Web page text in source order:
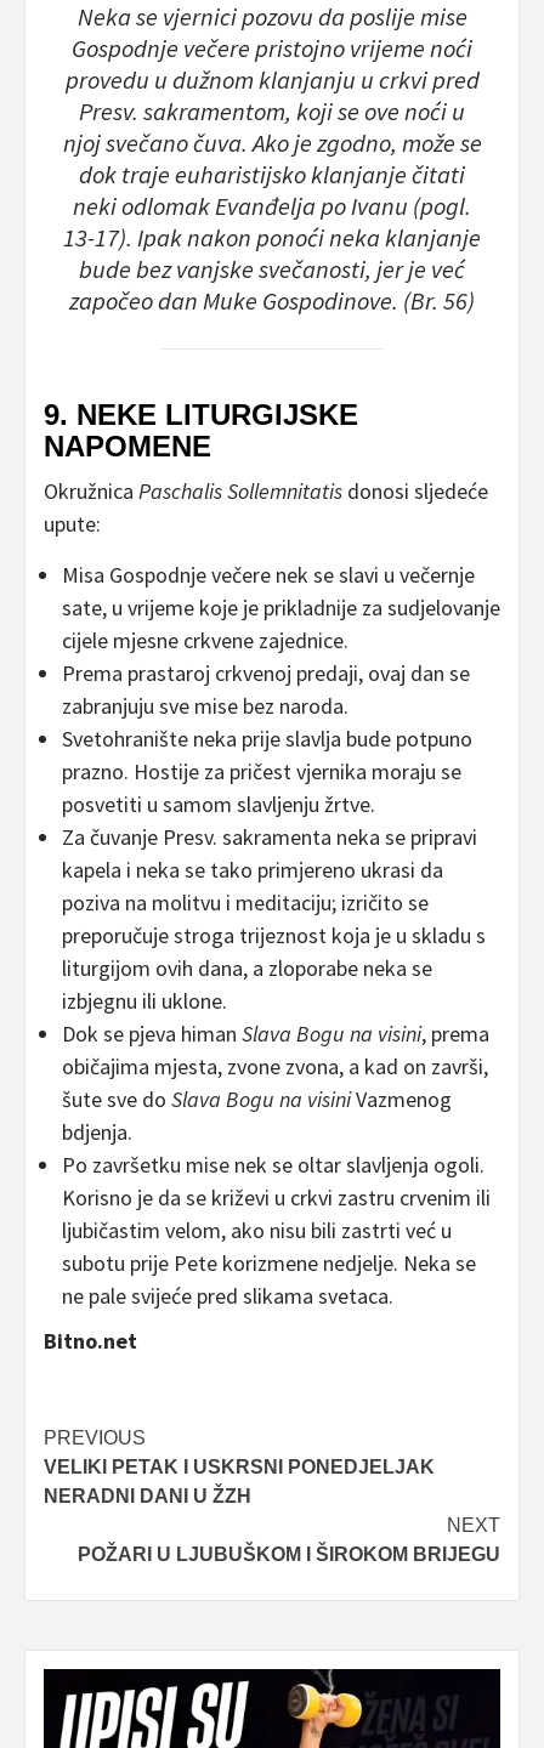
Neka se vjernici pozovu da poslije mise
Gospodnje večere pristojno vrijeme noći
provedu u dužnom klanjanju u crkvi pred
Presv. sakramentom, koji se ove noći u
njoj svečano čuva. Ako je zgodno, može se
dok traje euharistijsko klanjanje čitati
neki odlomak Evanđelja po Ivanu (pogl.
13-17). Ipak nakon ponoći neka klanjanje
bude bez vanjske svečanosti, jer je već
započeo dan Muke Gospodinove. (Br. 56)
9. NEKE LITURGIJSKE
NAPOMENE
Okružnica Paschalis Sollemnitatis donosi sljedeće
upute:
Misa Gospodnje večere nek se slavi u večernje
sate, u vrijeme koje je prikladnije za sudjelovanje
cijele mjesne crkvene zajednice.
Prema prastaroj crkvenoj predaji, ovaj dan se
zabranjuju sve mise bez naroda.
Svetohranište neka prije slavlja bude potpuno
prazno. Hostije za pričest vjernika moraju se
posvetiti u samom slavljenju žrtve.
Za čuvanje Presv. sakramenta neka se pripravi
kapela i neka se tako primjereno ukrasi da
poziva na molitvu i meditaciju; izričito se
preporučuje stroga trijeznost koja je u skladu s
liturgijom ovih dana, a zloporabe neka se
izbjegnu ili uklone.
Dok se pjeva himan Slava Bogu na visini, prema
običajima mjesta, zvone zvona, a kad on završi,
šute sve do Slava Bogu na visiniVazmenog
bdjenja.
Po završetku mise nek se oltar slavljenja ogoli.
Korisno je da se križevi u crkvi zastru crvenim ili
ljubičastim velom, ako nisu bili zastrti već u
subotu prije Pete korizmene nedjelje. Neka se
ne pale svijeće pred slikama svetaca.
Bitno.net
Post
navigation
PREVIOUS
VELIKI PETAK I USKRSNI PONEDJELJAK
NERADNI DANI U ŽZH
NEXT
POŽARI U LJUBUŠKOM I ŠIROKOM BRIJEGU